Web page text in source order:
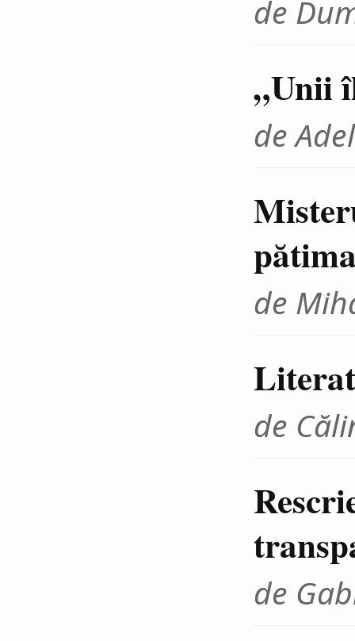
de
„Unii
de
de
de
de